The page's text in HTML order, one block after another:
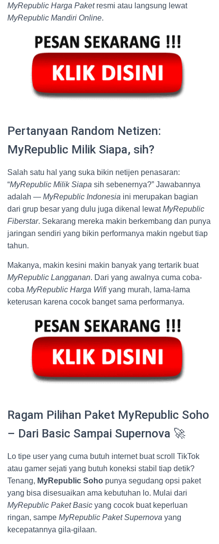
MyRepublic Harga Paketresmi atau langsung lewat
MyRepublic Mandiri Online.
Pertanyaan Random Netizen:
MyRepublic Milik Siapa, sih?
Salah satu hal yang suka bikin netijen penasaran:
“MyRepublic Milik Siapa sih sebenernya?” Jawabannya
adalah — MyRepublic Indonesia ini merupakan bagian
dari grup besar yang dulu juga dikenal lewatMyRepublic
Fiberstar. Sekarang mereka makin berkembang dan punya
jaringan sendiri yang bikin performanya makin ngebut tiap
tahun.
Makanya, makin kesini makin banyak yang tertarik buat
MyRepublic Langganan. Dari yang awalnya cuma coba-
coba MyRepublic Harga Wifi yang murah, lama-lama
keterusan karena cocok banget sama performanya.
Ragam Pilihan Paket MyRepublic Soho
– Dari Basic Sampai Supernova 🚀
Lo tipe user yang cuma butuh internet buat scroll TikTok
atau gamer sejati yang butuh koneksi stabil tiap detik?
Tenang, MyRepublic Soho punya segudang opsi paket
yang bisa disesuaikan ama kebutuhan lo. Mulai dari
MyRepublic Paket Basic yang cocok buat keperluan
ringan, sampe MyRepublic Paket Supernova yang
kecepatannya gila-gilaan.